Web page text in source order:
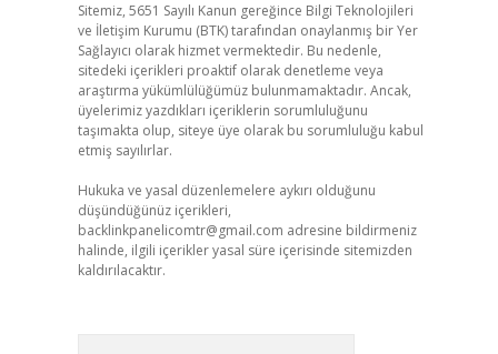
Sitemiz, 5651 Sayılı Kanun gereğince Bilgi Teknolojileri
ve İletişim Kurumu (BTK) tarafından onaylanmış bir Yer
Sağlayıcı olarak hizmet vermektedir. Bu nedenle,
sitedeki içerikleri proaktif olarak denetleme veya
araştırma yükümlülüğümüz bulunmamaktadır. Ancak,
üyelerimiz yazdıkları içeriklerin sorumluluğunu
taşımakta olup, siteye üye olarak bu sorumluluğu kabul
etmiş sayılırlar.
Hukuka ve yasal düzenlemelere aykırı olduğunu
düşündüğünüz içerikleri,
backlinkpanelicomtr@gmail.com adresine bildirmeniz
halinde, ilgili içerikler yasal süre içerisinde sitemizden
kaldırılacaktır.